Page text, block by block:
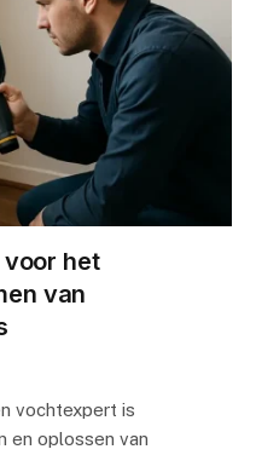
het
van
vochtexpert is
en oplossen van